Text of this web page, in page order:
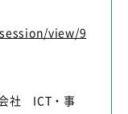
view/9
社 ICT・事